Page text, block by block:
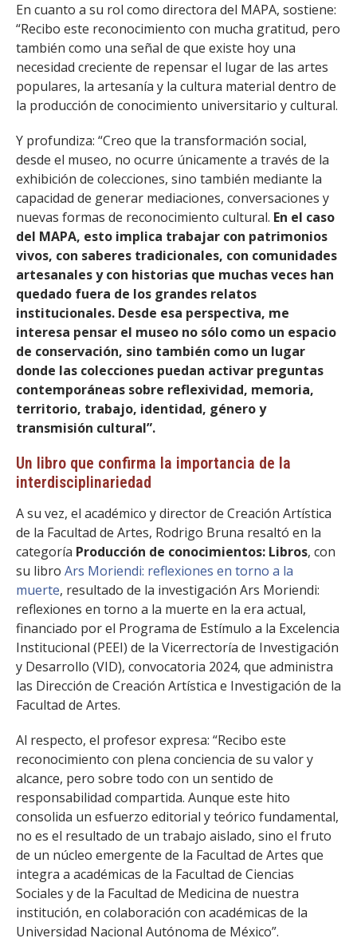
En cuanto a su rol como directora del MAPA, sostiene:
“Recibo este reconocimiento con mucha gratitud, pero
también como una señal de que existe hoy una
necesidad creciente de repensar el lugar de las artes
populares, la artesanía y la cultura material dentro de
la producción de conocimiento universitario y cultural.
Y profundiza: “Creo que la transformación social,
desde el museo, no ocurre únicamente a través de la
exhibición de colecciones, sino también mediante la
capacidad de generar mediaciones, conversaciones y
nuevas formas de reconocimiento cultural. En el caso
del MAPA, esto implica trabajar con patrimonios
vivos, con saberes tradicionales, con comunidades
artesanales y con historias que muchas veces han
quedado fuera de los grandes relatos
institucionales. Desde esa perspectiva, me
interesa pensar el museo no sólo como un espacio
de conservación, sino también como un lugar
donde las colecciones puedan activar preguntas
contemporáneas sobre reflexividad, memoria,
territorio, trabajo, identidad, género y
transmisión cultural”.
Un libro que confirma la importancia de la
interdisciplinariedad
A su vez, el académico y director de Creación Artística
de la Facultad de Artes, Rodrigo Bruna resaltó en la
categoría Producción de conocimientos: Libros, con
su libro Ars Moriendi: reflexiones en torno a la
muerte, resultado de la investigación Ars Moriendi:
reflexiones en torno a la muerte en la era actual,
financiado por el Programa de Estímulo a la Excelencia
Institucional (PEEI) de la Vicerrectoría de Investigación
y Desarrollo (VID), convocatoria 2024, que administra
las Dirección de Creación Artística e Investigación de la
Facultad de Artes.
Al respecto, el profesor expresa: “Recibo este
reconocimiento con plena conciencia de su valor y
alcance, pero sobre todo con un sentido de
responsabilidad compartida. Aunque este hito
consolida un esfuerzo editorial y teórico fundamental,
no es el resultado de un trabajo aislado, sino el fruto
de un núcleo emergente de la Facultad de Artes que
integra a académicas de la Facultad de Ciencias
Sociales y de la Facultad de Medicina de nuestra
institución, en colaboración con académicas de la
Universidad Nacional Autónoma de México”.